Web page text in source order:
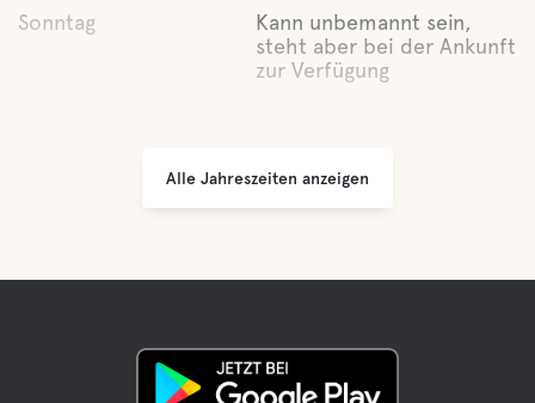
Essen und Trinken
Buffe/Mittagessen
Sonntag
Kann unbemannt sein,
steht aber bei der Ankunft
zur Verfügung
Check-in von
15:00
12:00
Alle Jahreszeiten anzeigen